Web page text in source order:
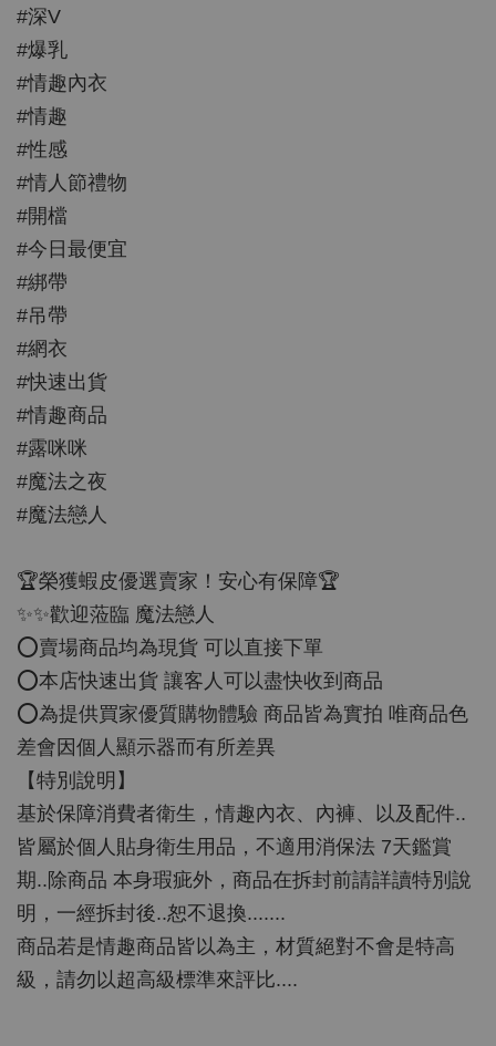
#深V
#爆乳
#情趣內衣
#情趣
#性感
#情人節禮物
#開檔
#今日最便宜
#綁帶
#吊帶
#網衣
#快速出貨
#情趣商品
#露咪咪
#魔法之夜
#魔法戀人
🏆榮獲蝦皮優選賣家！安心有保障🏆
✨✨歡迎蒞臨 魔法戀人
⭕️賣場商品均為現貨 可以直接下單
⭕️本店快速出貨 讓客人可以盡快收到商品
⭕️為提供買家優質購物體驗 商品皆為實拍 唯商品色
差會因個人顯示器而有所差異
【特別說明】
基於保障消費者衛生，情趣內衣、內褲、以及配件..
皆屬於個人貼身衛生用品，不適用消保法 7天鑑賞
期..除商品 本身瑕疵外，商品在拆封前請詳讀特別說
明，一經拆封後..恕不退換.......
商品若是情趣商品皆以為主，材質絕對不會是特高
級，請勿以超高級標準來評比....